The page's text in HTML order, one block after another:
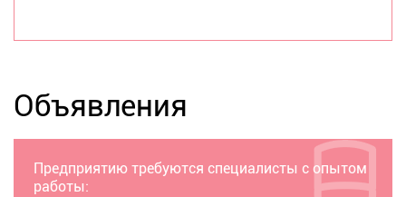
Объявления
Предприятию требуются специалисты с опытом
работы: